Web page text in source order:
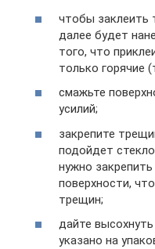
чтобы заклеить
далее будет
того, что
только горячие
смажьте
усилий;
закрепите
подойдет
нужно
поверхности,
трещин;
дайте
указано на